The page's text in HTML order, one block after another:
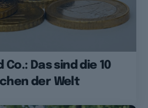
Co.: Das sind die 10
der Welt